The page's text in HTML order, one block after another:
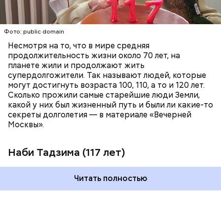
Фото: public domain
Несмотря на то, что в мире средняя
продолжительность жизни около 70 лет, на
планете жили и продолжают жить
супердолгожители. Так называют людей, которые
могут достигнуть возраста 100, 110, а то и 120 лет.
Сколько прожили самые старейшие люди Земли,
какой у них был жизненный путь и были ли какие-то
секреты долголетия — в материале «Вечерней
Москвы».
Наби Тадзима (117 лет)
Фото: public domain
Читать полностью
РЕКОРДЫ
22 ноября 1963 года мир потрясло известие об
убийстве 35-го президента США Джона Кеннеди.
Убийцей оказался 24-летний Ли Харви Освальд.
Вскоре его арестовали. 24 ноября его вели через
подвал полицейского управления в окружную
тюрьму. Перевод Освальда широко освещался в
СМИ в прямом эфире. В какой-то момент из толпы
вышел мужчина с оружием и выстрелил Освальду в
живот. Мужчину задержали, а Освальда отвезли в
Джек Руби. Он заявлял, что потерял голову после
дискомфорта, сопряженного с рассмотрением
этого дела в суде. Изначально Руби приговорили к
Убийство политика Инэдзиро Асанумы